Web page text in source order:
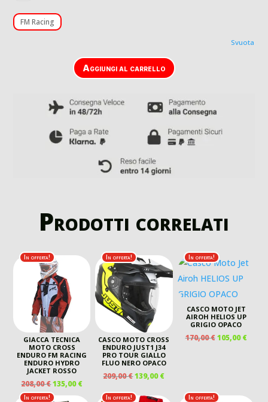
FM Racing
Svuota
Aggiungi al carrello
Prodotti correlati
In offerta!
GIACCA TECNICA
MOTO CROSS
ENDURO FM RACING
ENDURO HYDRO
JACKET ROSSO
208,00€IL
PREZZO
135,00€IL
PREZZO
In offerta!
CASCO MOTO CROSS
ENDURO JUST1 J34
PRO TOUR GIALLO
FLUO NERO OPACO
209,00€IL
ORIGINALE
139,00€IL
ATTUALE
In offerta!
CASCO MOTO JET
AIROH HELIOS UP
GRIGIO OPACO
170,00€ IL
105,00€IL
In offerta! In offerta! In offerta!